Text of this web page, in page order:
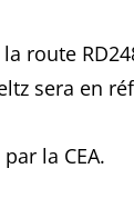
route
sera en
la CEA.